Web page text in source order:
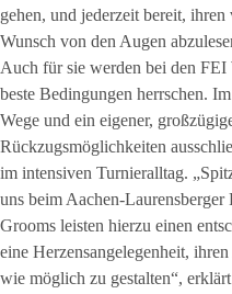
gehen, und jederzeit bereit,
Wunsch von den Augen
Auch für sie werden bei den
beste Bedingungen herrschen.
Wege und ein eigener,
Rückzugsmöglichkeiten
im intensiven Turnieralltag.
uns beim Aachen-
Grooms leisten hierzu einen
eine Herzensangelegenheit,
wie möglich zu gestalten“,